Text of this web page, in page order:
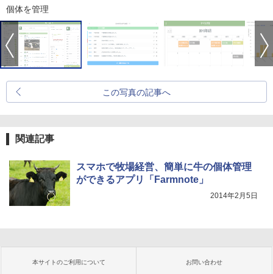
個体を管理
この写真の記事へ
関連記事
スマホで牧場経営、簡単に牛の個体管理
ができるアプリ「Farmnote」
2014年2月5日
本サイトのご利用について お問い合わせ